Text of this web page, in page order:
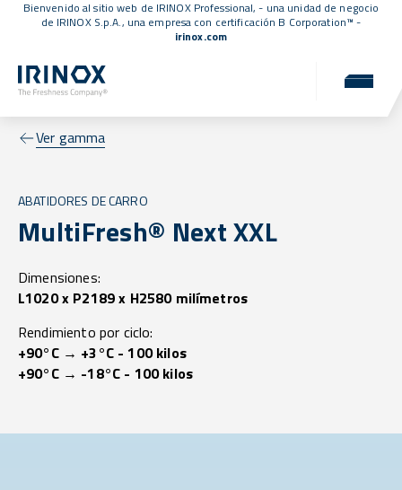
Bienvenido al sitio web de IRINOX Professional, - una unidad de negocio
de IRINOX S.p.A., una empresa con certificación B Corporation™ -
irinox.com
Ver gamma
ABATIDORES DE CARRO
MultiFresh® Next XXL
Dimensiones:
L1020 x P2189 x H2580 milímetros
Rendimiento por ciclo:
+90°C → +3°C - 100 kilos
+90°C → -18°C - 100 kilos